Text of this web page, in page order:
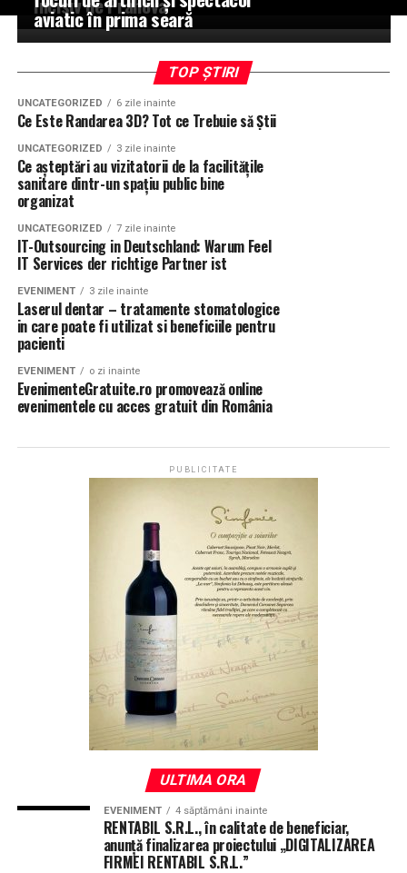
aviatic în prima seară
TOP ȘTIRI
UNCATEGORIZED 6 zile inainte
Ce Este Randarea 3D? Tot ce Trebuie să Știi
UNCATEGORIZED 3 zile inainte
Ce așteptări au vizitatorii de la facilitățile
sanitare dintr-un spațiu public bine
organizat
UNCATEGORIZED 7 zile inainte
IT-Outsourcing in Deutschland: Warum Feel
IT Services der richtige Partner ist
EVENIMENT 3 zile inainte
Laserul dentar – tratamente stomatologice
in care poate fi utilizat si beneficiile pentru
pacienti
EVENIMENT o zi inainte
EvenimenteGratuite.ro promovează online
evenimentele cu acces gratuit din România
PUBLICITATE
ULTIMA ORA
EVENIMENT 4 săptămâni inainte
RENTABIL S.R.L., în calitate de beneficiar,
anunță finalizarea proiectului „DIGITALIZAREA
FIRMEI RENTABIL S.R.L.”